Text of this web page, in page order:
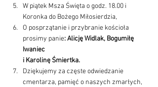
W piątek Msza Święta o godz. 18.00 i
Koronka do Bożego Miłosierdzia,
O posprzątanie i przybranie kościoła
prosimy panie: Alicję Widlak, Bogumiłę
Iwaniec
i Karolinę Śmiertka.
Dziękujemy za częste odwiedzanie
cmentarza, pamięć o naszych zmarłych,